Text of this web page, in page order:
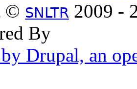
© SNLTR 2009 -
By